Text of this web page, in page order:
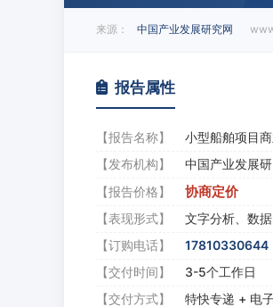
来源： 中国产业发展研究网
报告属性
【报告名称】
小型船舶项目
【发布机构】
中国产业发展
【报告价格】
协商定价
【表现形式】
文字分析、数
【订购电话】
17810330644
【交付时间】
3-5个工作日
【交付方式】
特快专递 + 电